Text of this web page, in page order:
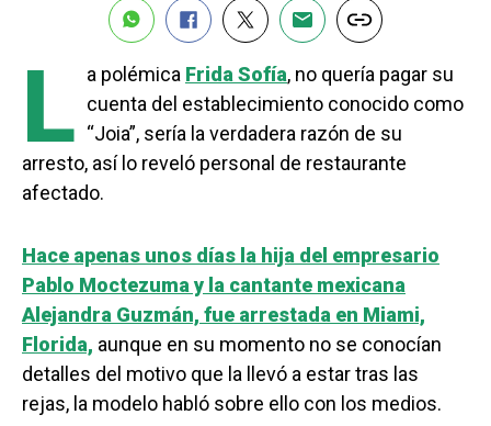
L a polémica Frida Sofía, no quería pagar su
cuenta del establecimiento conocido como
“Joia”, sería la verdadera razón de su
arresto, así lo reveló personal de restaurante
afectado.
Hace apenas unos días la hija del empresario
Pablo Moctezuma y la cantante mexicana
Alejandra Guzmán, fue arrestada en Miami,
Florida, aunque en su momento no se conocían
detalles del motivo que la llevó a estar tras las
rejas, la modelo habló sobre ello con los medios.